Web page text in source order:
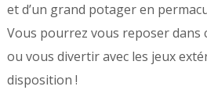
et d’un grand potager en
Vous pourrez vous reposer dans
ou vous divertir avec les jeux
disposition !